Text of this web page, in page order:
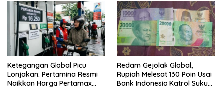
Ketegangan Global Picu
Lonjakan: Pertamina Resmi
Naikkan Harga Pertamax
Redam Gejolak Global,
Rupiah Melesat 130 Poin Usai
Bank Indonesia Katrol Suku